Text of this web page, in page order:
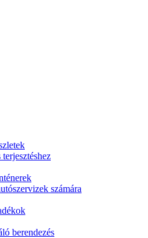
számára
berendezés